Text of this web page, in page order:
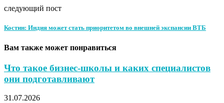
следующий пост
Костин: Индия может стать приоритетом во внешней экспансии ВТБ
Вам также может понравиться
Что такое бизнес-школы и каких специалистов
они подготавливают
31.07.2026